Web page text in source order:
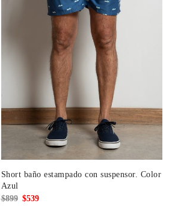
Short baño estampado con suspensor. Color
Azul
$899 El
$539El